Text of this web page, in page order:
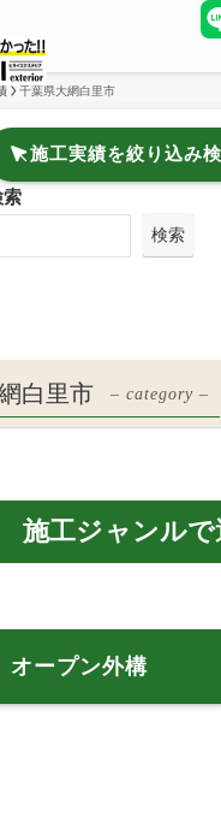
千葉県大網白里市
施工実績を絞り込み
索
検索
白里市 – category –
施工ジャンルで
オープン外構